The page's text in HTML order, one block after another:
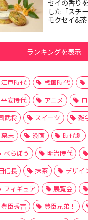
セイの香り
した「スチ
モクセイ&
ランキングを表示
江戸時代 戦国時代
平安時代
アニメ
武将
スイーツ 雑
幕末
漫画 時代劇
べらぼう
明治時代
信長
抹茶 デザイ
フィギュア
展覧会
豊臣秀吉
豊臣兄弟！